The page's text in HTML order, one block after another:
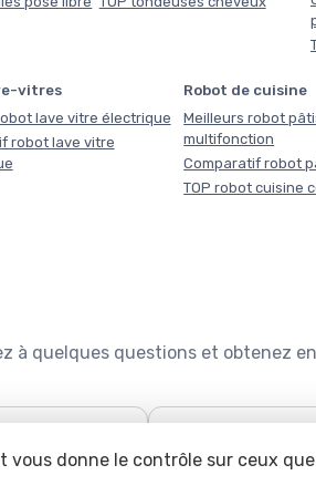
vitres
lave vitre électrique
robot lave vitre
Robot de cuisine
Meilleurs robot
multifonction
Comparatif robot
TOP robot cuisine
à quelques questions et obtenez
tondeuse : le
Quel aspirateur
vous donne le contrôle sur ceux